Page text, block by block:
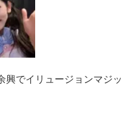
でイリュージョンマジッ